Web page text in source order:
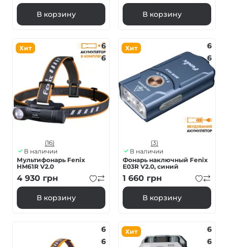
В корзину В корзину
Хит
6
6
(16)
В наличии
Мультифонарь Fenix
HM61R V2.0
4 930 грн
В корзину
Хит
6
6
(3)
В наличии
Фонарь наключный Fenix ​​
E03R V2.0, синий
1 660 грн
В корзину
6
6
Хит
6
6